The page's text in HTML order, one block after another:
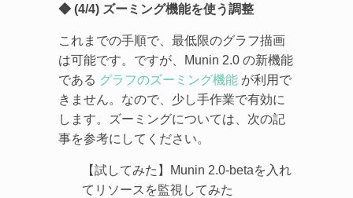
◆ (4/4) ズーミング機能を使う調整
これまでの手順で、最低限のグラフ描画
は可能です。ですが、Munin 2.0 の新機能
である グラフのズーミング機能 が利用で
きません。なので、少し手作業で有効に
します。ズーミングについては、次の記
事を参考にしてください。
【試してみた】Munin 2.0-betaを入れ
てリソースを監視してみた